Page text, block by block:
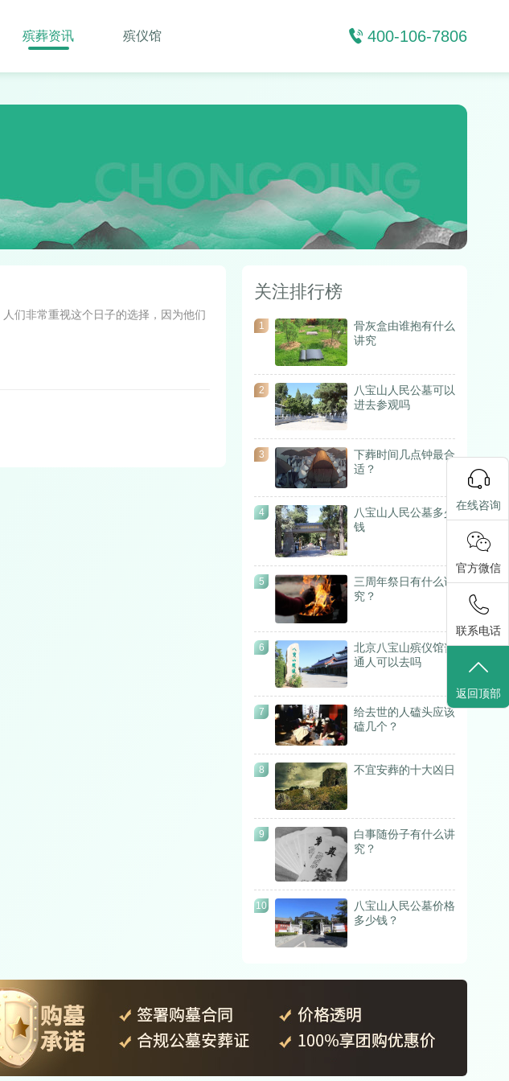
殡葬资讯 殡仪馆 400-106-7806
们非常重视这个日子的选择，因为他们
关注排行榜
1
骨灰盒由谁抱有什么
讲究
2
八宝山人民公墓可以
进去参观吗
3
下葬时间几点钟最合
适？
4
八宝山人民公墓多少
钱
5
三周年祭日有什么讲
究？
6
北京八宝山殡仪馆普
通人可以去吗
7
给去世的人磕头应该
磕几个？
8 不宜安葬的十大凶日
9
白事随份子有什么讲
究？
10
八宝山人民公墓价格
多少钱？
在线咨询
官方微信
联系电话
返回顶部